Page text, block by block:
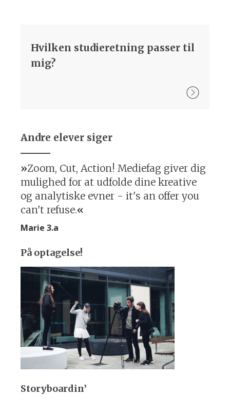
Hvilken studieretning passer til
mig?
Andre elever siger
Zoom, Cut, Action! Mediefag giver dig
mulighed for at udfolde dine kreative
og analytiske evner - it's an offer you
can't refuse.
Marie 3.a
På optagelse!
Storyboardin’